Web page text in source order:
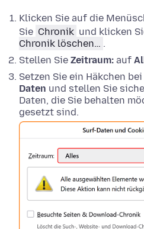
Klicken Sie auf die
Sie Chronik und klicken
Chronik löschen… .
Stellen Sie Zeitraum: auf
Setzen Sie ein Häkchen bei
Daten und stellen Sie
Daten, die Sie behalten
gesetzt sind.